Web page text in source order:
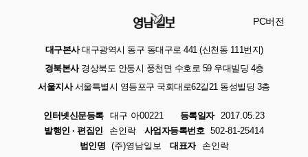
PC버전
대구본사대구광역시 동구 동대구로 441 (신천동 111번지)
경북본사경상북도 안동시 풍천면 수호로 59 우대빌딩 4층
서울지사서울특별시 영등포구 국회대로62길21 동성빌딩 3층
인터넷신문등록 대구 아00221 등록일자
2017.05.23
발행인 · 편집인
손인락 사업자등록번호 502-81-25414
법인명 (주)영남일보 대표자 손인락